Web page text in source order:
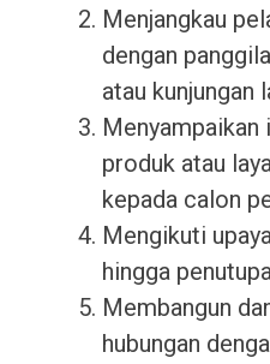
Menjangkau
dengan
atau kunjungan
produk atau
kepada calon
Mengikuti
hingga
Membangun
hubungan